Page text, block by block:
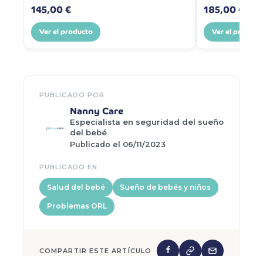
145,00 €
Ver el producto
185,00 €
Ver el
PUBLICADO POR
Nanny Care
Especialista en seguridad del sueño
del bebé
Publicado el 06/11/2023
PUBLICADO EN
Salud del bebé Sueño de bebés y niños
Problemas ORL
COMPARTIR ESTE ARTÍCULO